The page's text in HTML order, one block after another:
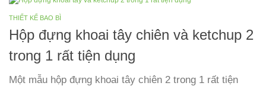
THIẾT KẾ BAO BÌ
Hộp đựng khoai tây chiên và ketchup 2
trong 1 rất tiện dụng
Một mẫu hộp đựng khoai tây chiên 2 trong 1 rất tiện